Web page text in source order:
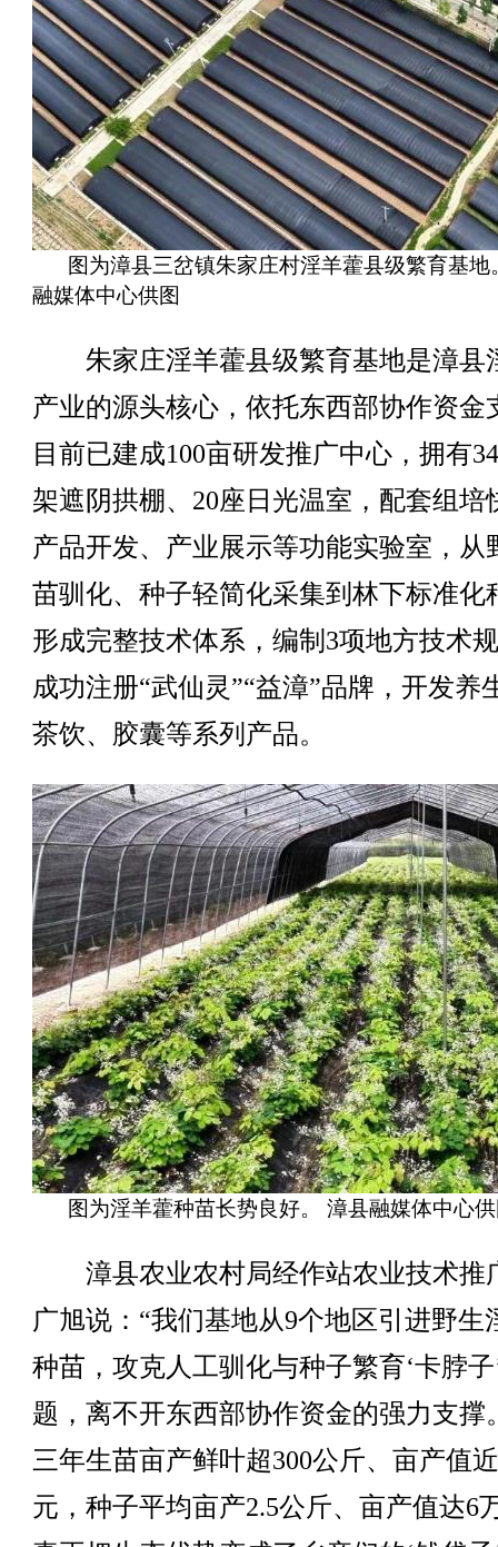
图为漳县三岔镇朱家庄村淫羊藿县级繁育基地
融媒体中心供图
朱家庄淫羊藿县级繁育基地是漳县
产业的源头核心，依托东西部协作资金
目前已建成100亩研发推广中心，拥有
架遮阴拱棚、20座日光温室，配套组培
产品开发、产业展示等功能实验室，从
苗驯化、种子轻简化采集到林下标准化
形成完整技术体系，编制3项地方技术
成功注册“武仙灵”“益漳”品牌，开发养
茶饮、胶囊等系列产品。
图为淫羊藿种苗长势良好。 漳县融媒体中心
漳县农业农村局经作站农业技术推
广旭说：“我们基地从9个地区引进野生
种苗，攻克人工驯化与种子繁育‘卡脖子
题，离不开东西部协作资金的强力支撑
三年生苗亩产鲜叶超300公斤、亩产值
元，种子平均亩产2.5公斤、亩产值达6